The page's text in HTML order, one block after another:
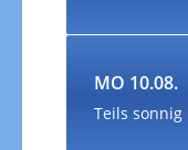
MO 10.08.
Teils sonnig